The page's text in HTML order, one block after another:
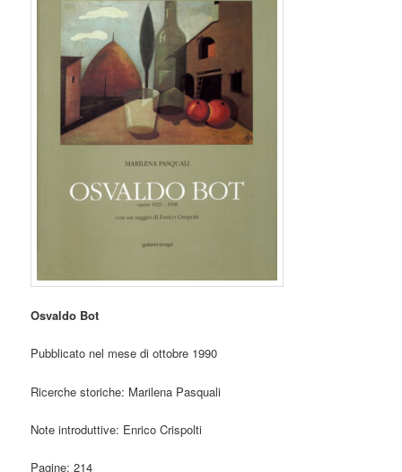
Osvaldo Bot
Pubblicato nel mese di ottobre 1990
Ricerche storiche: Marilena Pasquali
Note introduttive: Enrico Crispolti
Pagine: 214